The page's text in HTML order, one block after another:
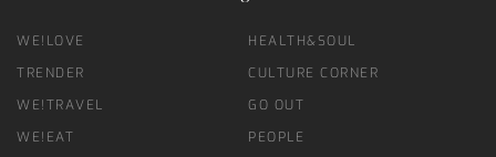
WE!LOVE
TRENDER
WE!TRAVEL
WE!EAT
HEALTH&SOUL
CULTURE CORNER
GO OUT
PEOPLE